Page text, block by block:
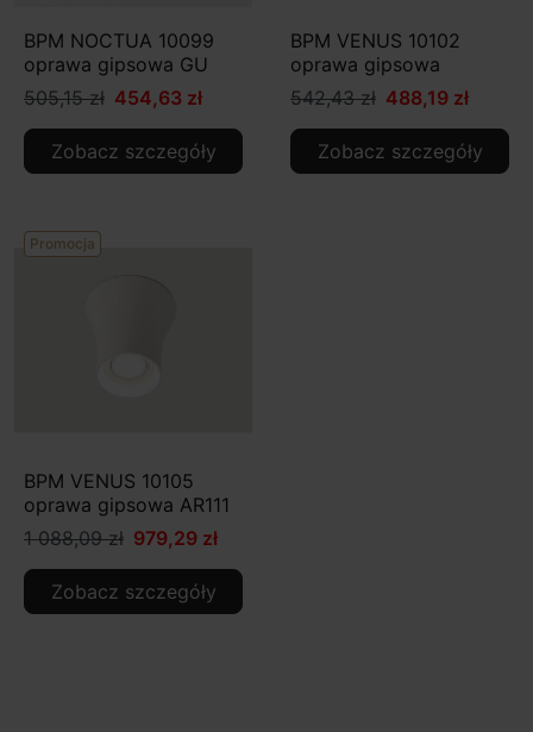
BPM NOCTUA 10099
oprawa gipsowa GU
505,15 zł 454,63 zł
Zobacz szczegóły
BPM VENUS 10102
oprawa gipsowa
542,43 zł 488,19 zł
Zobacz szczegóły
Promocja
BPM VENUS 10105
oprawa gipsowa AR111
1 088,09 zł 979,29 zł
Zobacz szczegóły